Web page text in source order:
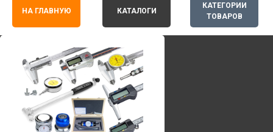
КАТЕГОРИИ
ТОВАРОВ
НА ГЛАВНУЮ КАТАЛОГИ